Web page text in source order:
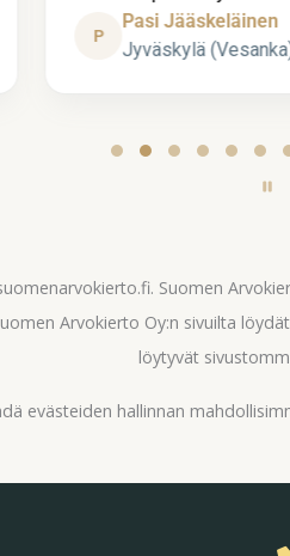
P
Pasi Jääskeläinen
Jyväskylä
Suomen
Arvokierto Oy:n sivuilta
löytyvät
evästeiden hallinnan